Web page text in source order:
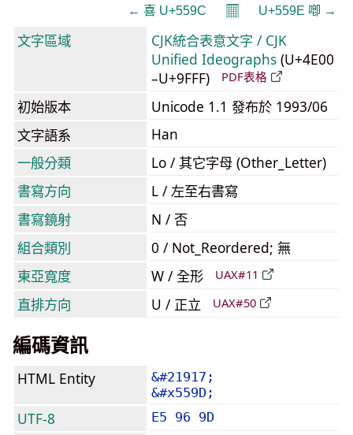
← 喜 U+559C 𝄜 U+559E 喞 →
文字區域
CJK統合表意文字 / CJK
Unified Ideographs (U+4E00
–U+9FFF)
PDF表格
初始版本
Unicode 1.1 發布於 1993/06
文字語系
Han
一般分類
Lo / 其它字母 (Other_Letter)
書寫方向
L / 左至右書寫
書寫鏡射
N / 否
組合類別
0 / Not_Reordered; 無
東亞寬度
W / 全形 UAX#11
直排方向 U / 正立 UAX#50
編碼資訊
HTML Entity
&#21917;
&#x559D;
UTF-8 E5 96 9D